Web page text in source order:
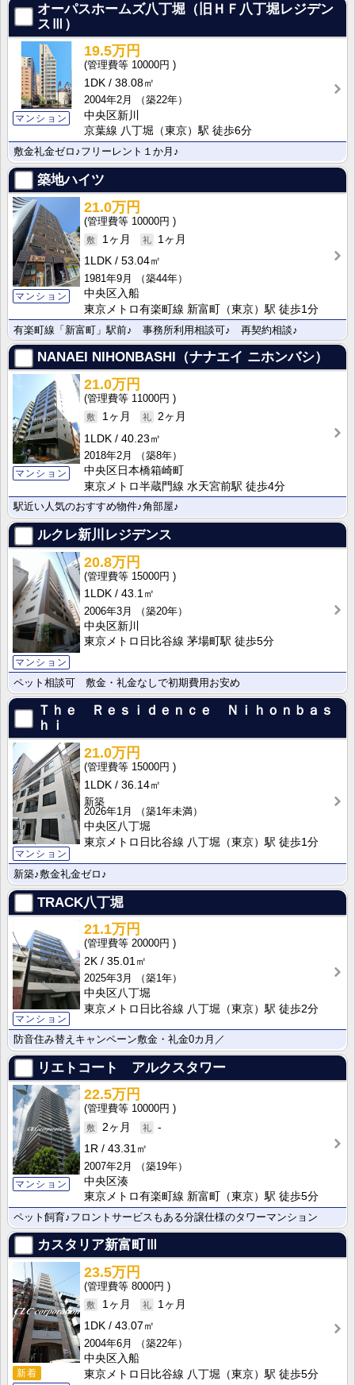
オーパスホームズ八丁堀（旧ＨＦ八丁堀レジデン
スⅢ）
マンション
19.5万円
10000円
1DK
38.08㎡
2004年2月
（築22年）
中央区新川
京葉線 八丁堀（東京）駅 徒歩6分
敷金礼金ゼロ♪フリーレント１か月♪
築地ハイツ
マンション
21.0万円
10000円
1ヶ月
1ヶ月
1LDK
53.04㎡
1981年9月
（築44年）
中央区入船
東京メトロ有楽町線 新富町（東京）駅 徒歩1分
有楽町線「新富町」駅前♪ 事務所利用相談可♪ 再契約相談♪
NANAEI NIHONBASHI（ナナエイ ニホンバシ）
マンション
21.0万円
11000円
1ヶ月
2ヶ月
1LDK
40.23㎡
2018年2月
（築8年）
中央区日本橋箱崎町
東京メトロ半蔵門線 水天宮前駅 徒歩4分
駅近い人気のおすすめ物件♪角部屋♪
ルクレ新川レジデンス
マンション
20.8万円
15000円
1LDK
43.1㎡
2006年3月
（築20年）
中央区新川
東京メトロ日比谷線 茅場町駅 徒歩5分
ペット相談可 敷金・礼金なしで初期費用お安め
Ｔｈｅ Ｒｅｓｉｄｅｎｃｅ Ｎｉｈｏｎｂａｓ
ｈｉ
マンション
21.0万円
15000円
1LDK
36.14㎡
新築
2026年1月
（築1年未満）
中央区八丁堀
東京メトロ日比谷線 八丁堀（東京）駅 徒歩1分
新築♪敷金礼金ゼロ♪
TRACK八丁堀
マンション
21.1万円
20000円
2K
35.01㎡
2025年3月
（築1年）
中央区八丁堀
東京メトロ日比谷線 八丁堀（東京）駅 徒歩2分
防音住み替えキャンペーン敷金・礼金0カ月／
リエトコート アルクスタワー
マンション
22.5万円
10000円
2ヶ月
-
1R
43.31㎡
2007年2月
（築19年）
中央区湊
東京メトロ有楽町線 新富町（東京）駅 徒歩5分
ペット飼育♪フロントサービスもある分譲仕様のタワーマンション
カスタリア新富町Ⅲ
新着
23.5万円
8000円
1ヶ月
1ヶ月
1DK
43.07㎡
2004年6月
（築22年）
中央区入船
東京メトロ日比谷線 八丁堀（東京）駅 徒歩5分